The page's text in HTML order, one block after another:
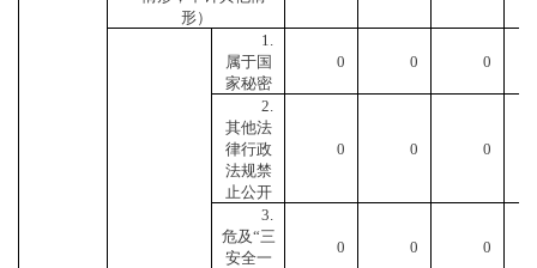
形）
1.
属于国
家秘密
0 0 0
2.
其他法
律行政
法规禁
止公开
0 0 0
3.
危及“三
安全一
0 0 0